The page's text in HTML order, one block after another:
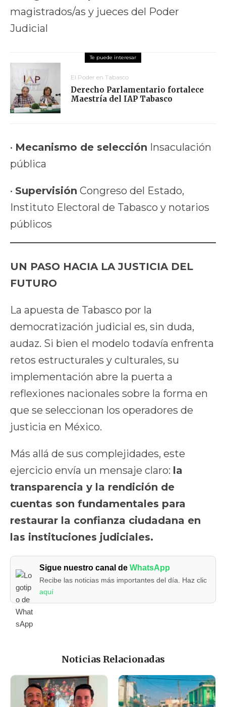
magistrados/as y jueces del Poder
Judicial
El Poder en Tabasco
Derecho Parlamentario fortalece
Maestría del IAP Tabasco
• Mecanismo de selección Insaculación
pública
• Supervisión Congreso del Estado,
Instituto Electoral de Tabasco y notarios
públicos
UN PASO HACIA LA JUSTICIA DEL
FUTURO
La apuesta de Tabasco por la
democratización judicial es, sin duda,
audaz. Si bien el modelo todavía enfrenta
retos estructurales y culturales, su
implementación abre la puerta a
reflexiones nacionales sobre la forma en
que se seleccionan los operadores de
justicia en México.
Más allá de sus complejidades, este
ejercicio envía un mensaje claro: la
transparencia y la rendición de
cuentas son fundamentales para
restaurar la confianza ciudadana en
las instituciones judiciales.
Sigue nuestro canal deWhatsApp
Recibe las noticias más importantes del día. Haz clic
aquí
Noticias Relacionadas